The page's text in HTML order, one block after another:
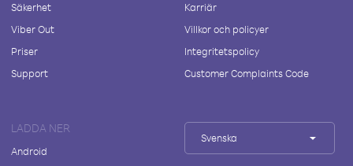
Säkerhet
Viber Out
Priser
Support
Karriär
Villkor och policyer
Integritetspolicy
Customer Complaints Code
LADDA NER
Android
Svenska